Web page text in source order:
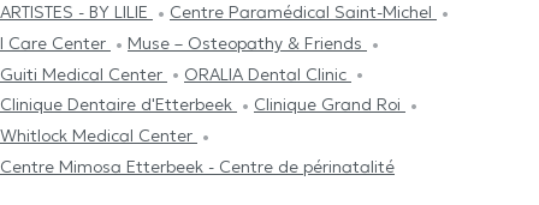
ARTISTES - BY LILIE
Centre Paramédical Saint-Michel
I Care Center
Muse – Osteopathy & Friends
Guiti Medical Center
ORALIA Dental Clinic
Clinique Dentaire d'Etterbeek
Clinique Grand Roi
Whitlock Medical Center
Centre Mimosa Etterbeek - Centre de périnatalité